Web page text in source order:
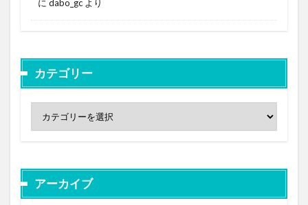
に dabo_gc より
カテゴリー
アーカイブ